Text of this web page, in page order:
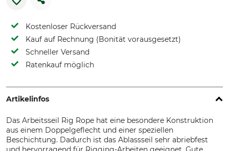
Kostenloser Rückversand
Kauf auf Rechnung (Bonität vorausgesetzt)
Schneller Versand
Ratenkauf möglich
Artikelinfos
Das Arbeitsseil Rig Rope hat eine besondere Konstruktion
aus einem Doppelgeflecht und einer speziellen
Beschichtung. Dadurch ist das Ablassseil sehr abriebfest